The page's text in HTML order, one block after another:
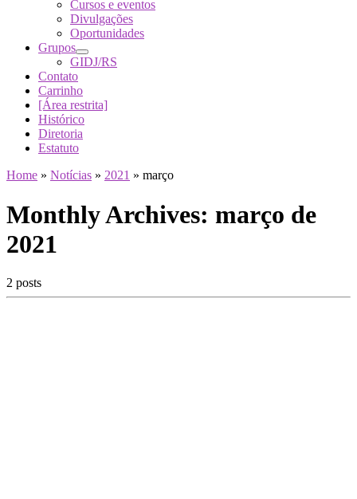
Cursos e eventos
Divulgações
Oportunidades
Grupos
GIDJ/RS
Contato
Carrinho
[Área restrita]
Histórico
Diretoria
Estatuto
Home » Notícias » 2021 » março
Monthly Archives: março de
2021
2 posts